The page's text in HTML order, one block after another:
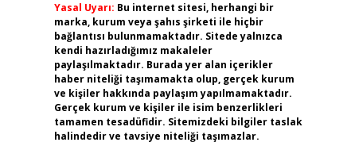
Yasal Uyarı: Bu internet sitesi, herhangi bir
marka, kurum veya şahıs şirketi ile hiçbir
bağlantısı bulunmamaktadır. Sitede yalnızca
kendi hazırladığımız makaleler
paylaşılmaktadır. Burada yer alan içerikler
haber niteliği taşımamakta olup, gerçek kurum
ve kişiler hakkında paylaşım yapılmamaktadır.
Gerçek kurum ve kişiler ile isim benzerlikleri
tamamen tesadüfidir. Sitemizdeki bilgiler taslak
halindedir ve tavsiye niteliği taşımazlar.